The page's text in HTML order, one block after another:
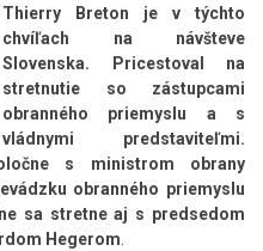
Thierry Breton je v týchto
chvíľach na návšteve
Slovenska. Pricestoval na
stretnutie so zástupcami
obranného priemyslu a s
vládnymi predstaviteľmi.
s ministrom obrany
obranného priemyslu
sa stretne aj s predsedom
Hegerom.